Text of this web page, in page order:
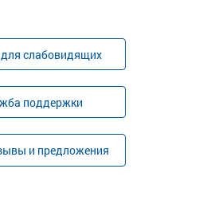
слабовидящих
поддержки
и предложения